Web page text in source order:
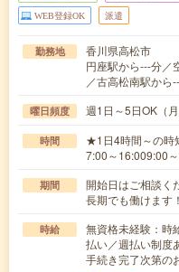
WEB登録OK 派遣
勤務地
香川県高松市
円座駅から---分／
／古高松南駅から
曜日頻度 週1日～5日OK（
時間
★1日4時間～の時
7:00～16:009:00
期間
開始日はご相談
長期でも働けます！
時給
無資格未経験：
払い／週払い制度
手続き完了次第の